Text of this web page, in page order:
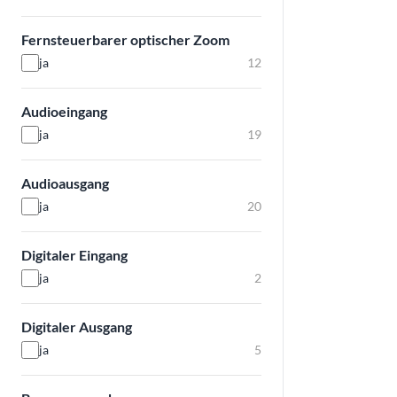
Fernsteuerbarer optischer Zoom
ja 12
Audioeingang
ja 19
Audioausgang
ja 20
Digitaler Eingang
ja 2
Digitaler Ausgang
ja 5